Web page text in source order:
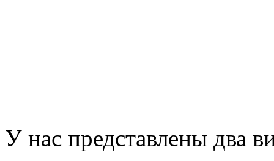
У нас представлены два